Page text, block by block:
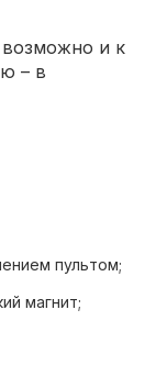
и к
– в
пультом;
магнит;